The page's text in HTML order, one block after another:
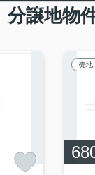
分譲地物
売地